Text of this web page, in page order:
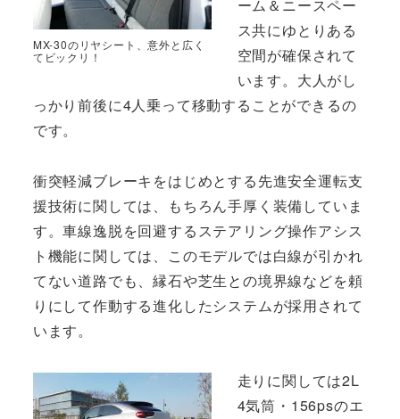
MX-30のリヤシート、意外と広く
てビックリ！
ーム＆ニースペー
ス共にゆとりある
空間が確保されて
います。大人がし
っかり前後に4人乗って移動することができるの
です。
衝突軽減ブレーキをはじめとする先進安全運転支
援技術に関しては、もちろん手厚く装備していま
す。車線逸脱を回避するステアリング操作アシス
ト機能に関しては、このモデルでは白線が引かれ
てない道路でも、縁石や芝生との境界線などを頼
りにして作動する進化したシステムが採用されて
います。
走りに関しては2L
4気筒・156psのエ